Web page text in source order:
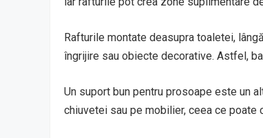
Rafturile montate deasupra toaletei,
îngrijire sau obiecte decorative. Astfel,
Un suport bun pentru prosoape este un
chiuvetei sau pe mobilier, ceea ce poate